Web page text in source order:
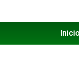
Inicio